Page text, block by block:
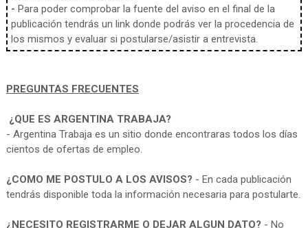
- Para poder comprobar la fuente del aviso en el final de la
publicación tendrás un link donde podrás ver la procedencia de
los mismos y evaluar si postularse/asistir a entrevista.
PREGUNTAS FRECUENTES
¿QUE ES ARGENTINA TRABAJA?
- Argentina Trabaja es un sitio donde encontraras todos los días
cientos de ofertas de empleo.
¿COMO ME POSTULO A LOS AVISOS? - En cada publicación
tendrás disponible toda la información necesaria para postularte.
¿NECESITO REGISTRARME O DEJAR ALGUN DATO? - No